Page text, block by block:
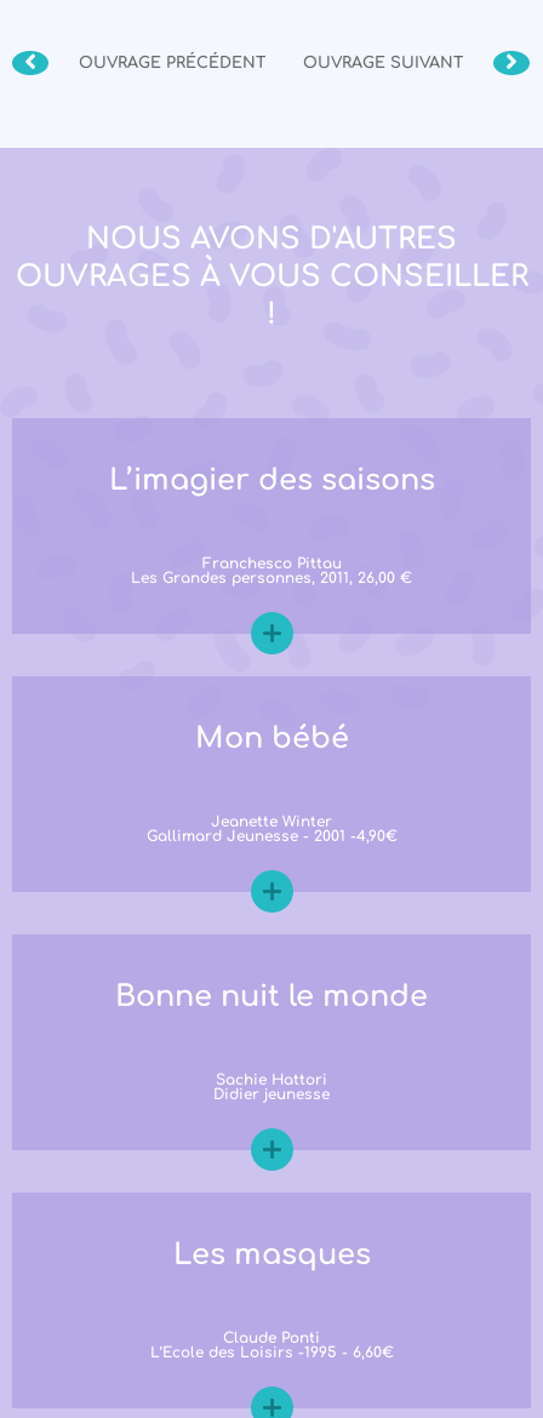
OUVRAGE PRÉCÉDENT OUVRAGE SUIVANT
NOUS AVONS D'AUTRES
OUVRAGES À VOUS CONSEILLER
!
L’imagier des saisons
Franchesco Pittau
Les Grandes personnes, 2011, 26,00 €
Mon bébé
Jeanette Winter
Gallimard Jeunesse - 2001 -4,90€
Bonne nuit le monde
Sachie Hattori
Didier jeunesse
Les masques
Claude Ponti
L’Ecole des Loisirs -1995 - 6,60€